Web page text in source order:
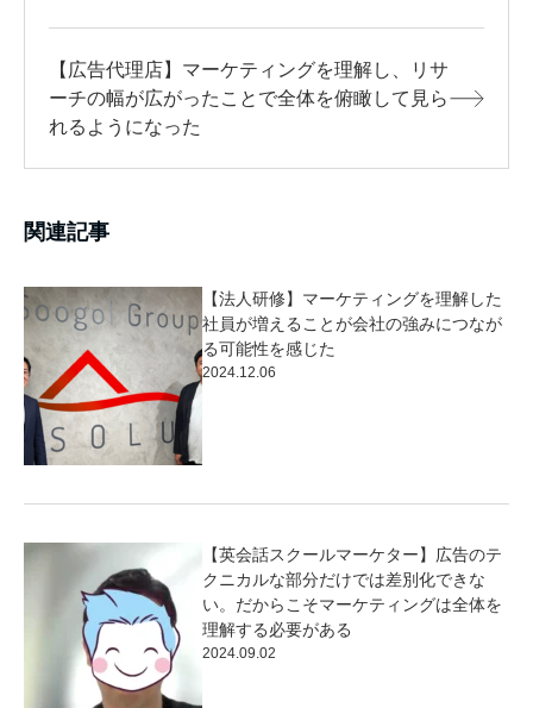
【広告代理店】マーケティングを理解し、リサ
ーチの幅が広がったことで全体を俯瞰して見ら
れるようになった
関連記事
【法人研修】マーケティングを理解した
社員が増えることが会社の強みにつなが
る可能性を感じた
2024.12.06
【英会話スクールマーケター】広告のテ
クニカルな部分だけでは差別化できな
い。だからこそマーケティングは全体を
理解する必要がある
2024.09.02